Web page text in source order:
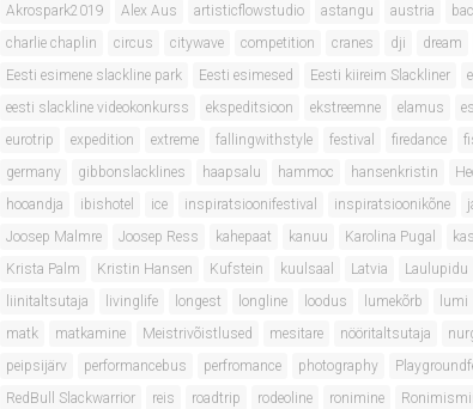
Akrospark2019
Alex Aus artisticflowstudio astangu austria
charlie chaplin
circus citywave competition cranes dji dream
Eesti esimene slackline park
Eesti esimesed Eesti kiireim Slackliner
eesti slackline videokonkurss
ekspeditsioon ekstreemne elamus
eurotrip
expedition extreme fallingwithstyle festival firedance
germany
gibbonslacklines haapsalu hammoc hansenkristin
hooandja
ibishotel ice inspiratsioonifestival inspiratsioonikõne
Joosep Malmre
Joosep Ress kahepaat kanuu Karolina Pugal
Krista Palm
Kristin Hansen Kufstein kuulsaal Latvia Laulupidu
liinitaltsutaja
livinglife longest longline loodus lumekõrb lumi
matk
matkamine Meistrivõistlused mesitare nööritaltsutaja
peipsijärv
performancebus perfromance photography
RedBull Slackwarrior
reis roadtrip rodeoline ronimine